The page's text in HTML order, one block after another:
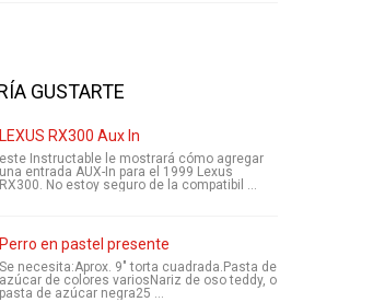
GUSTARTE
LEXUS RX300 Aux In
este Instructable le mostrará cómo agregar
una entrada AUX-In para el 1999 Lexus
RX300. No estoy seguro de la compatibil ...
Perro en pastel presente
Se necesita:Aprox. 9" torta cuadrada.Pasta de
azúcar de colores variosNariz de oso teddy, o
pasta de azúcar negra25 ...